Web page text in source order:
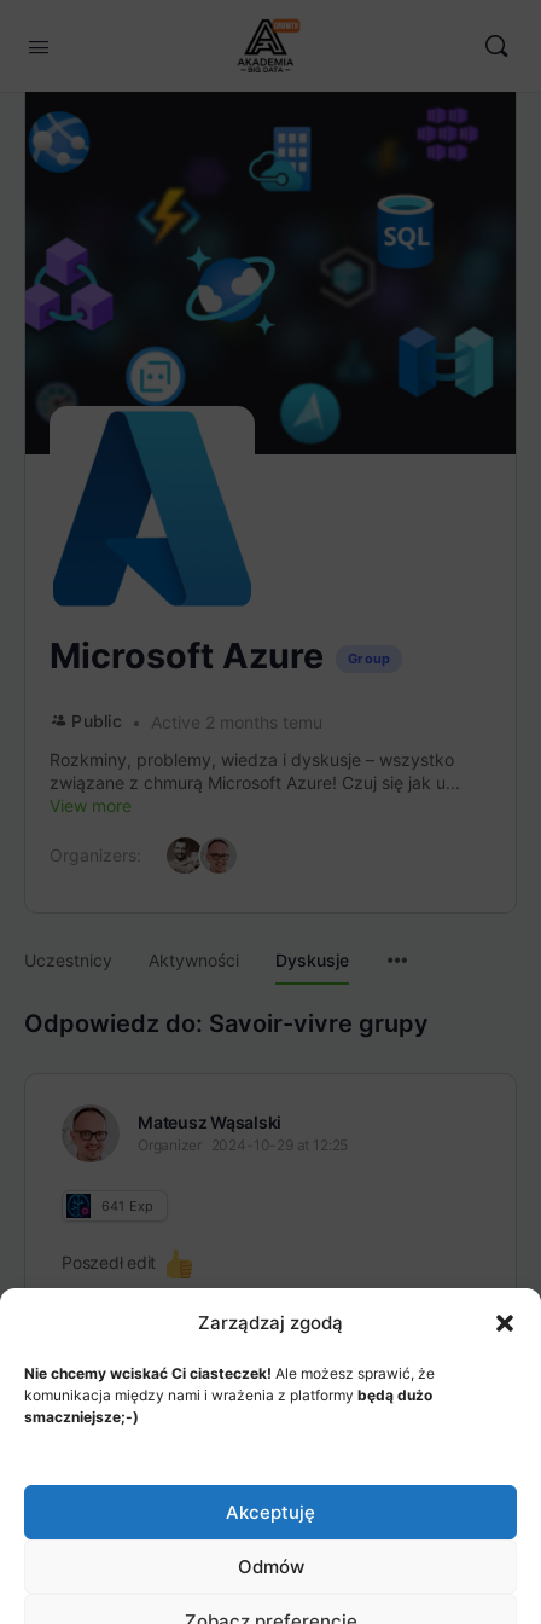
Zarządzaj zgodą
Nie chcemy wciskać Ci ciasteczek! Ale możesz sprawić, że
komunikacja między nami i wrażenia z platformy będą dużo
smaczniejsze;-)
Akceptuję
Odmów
Microsoft Azure Group
Public
Active 2 months temu
Rozkminy, problemy, wiedza i dyskusje – wszystko
związane z chmurą Microsoft Azure! Czuj się jak u...
View more
Organizers:
Uczestnicy Aktywności Dyskusje
Odpowiedz do: Savoir-vivre grupy
Mateusz Wąsalski
Organizer 2024-10-29 at 12:25
641 Exp
Poszedł edit
JAK TO DZIAŁA?
© 2026 - Akademia Big Data, Stworzone przez: Riotech Data